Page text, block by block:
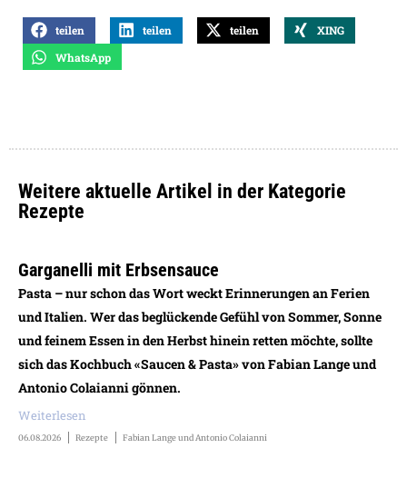
teilen teilen teilen
XING
WhatsApp
Weitere aktuelle Artikel in der Kategorie
Rezepte
Garganelli mit Erbsensauce
Pasta – nur schon das Wort weckt Erinnerungen an Ferien
und Italien. Wer das beglückende Gefühl von Sommer, Sonne
und feinem Essen in den Herbst hinein retten möchte, sollte
sich das Kochbuch «Saucen & Pasta» von Fabian Lange und
Antonio Colaianni gönnen.
Weiterlesen
06.08.2026 Rezepte Fabian Lange und Antonio Colaianni